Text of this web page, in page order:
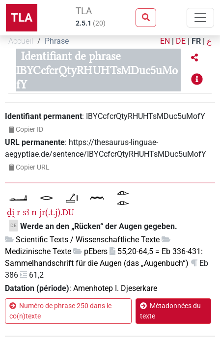
TLA TLA
2.5.1 (20)
Accueil Phrase EN | DE | FR | ع
Identifiant de phrase
IBYCcfcrQtyRHUHTsMDuc5uMo
fY
Identifiant permanent: IBYCcfcrQtyRHUHTsMDuc5uMofY
Copier ID
URL permanente: https://thesaurus-linguae-
aegyptiae.de/sentence/IBYCcfcrQtyRHUHTsMDuc5uMofY
Copier URL
ḏi̯ r sꜣ n jr(.t.j).DU
DE Werde an den „Rücken“ der Augen gegeben.
Scientific Texts / Wissenschaftliche Texte
Medizinische Texte
pEbers
55,20-64,5 = Eb 336-431:
Sammelhandschrift für die Augen (das „Augenbuch“)
Eb
386
61,2
Datation (période): Amenhotep I. Djeserkare
Numéro de phrase 250 dans le
co(n)texte
Métadonnées du
texte